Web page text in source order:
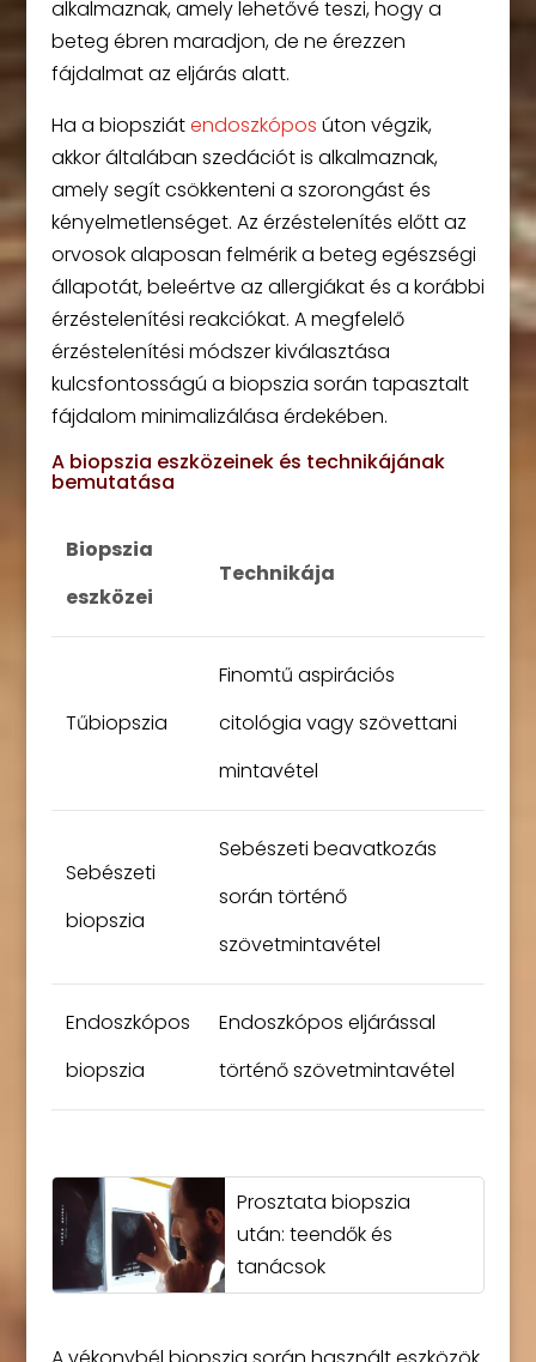
alkalmaznak, amely lehetővé teszi, hogy a
beteg ébren maradjon, de ne érezzen
fájdalmat az eljárás alatt.
Ha a biopsziátendoszkópos úton végzik,
akkor általában szedációt is alkalmaznak,
amely segít csökkenteni a szorongást és
kényelmetlenséget. Az érzéstelenítés előtt az
orvosok alaposan felmérik a beteg egészségi
állapotát, beleértve az allergiákat és a korábbi
érzéstelenítési reakciókat. A megfelelő
érzéstelenítési módszer kiválasztása
kulcsfontosságú a biopszia során tapasztalt
fájdalom minimalizálása érdekében.
A biopszia eszközeinek és technikájának
bemutatása
Biopszia
eszközei
Technikája
Tűbiopszia
Finomtű aspirációs
citológia vagy szövettani
mintavétel
Sebészeti
biopszia
Sebészeti beavatkozás
során történő
szövetmintavétel
Endoszkópos
biopszia
Endoszkópos eljárással
történő szövetmintavétel
Prosztata biopszia
után: teendők és
tanácsok